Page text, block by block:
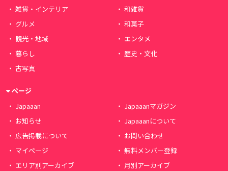
雑貨・インテリア
和雑貨
グルメ
和菓子
観光・地域
エンタメ
暮らし
歴史・文化
古写真
ページ
Japaaan
Japaaanマガジン
お知らせ
Japaaanについて
広告掲載について
お問い合わせ
マイページ
無料メンバー登録
エリア別アーカイブ
月別アーカイブ